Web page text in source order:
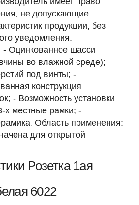
не допускающие
продукции, без
уведомления.
Оцинкованное шасси
во влажной среде); -
под винты; -
конструкция
- Возможность установки
х местные рамки; -
Область применения:
для открытой
Розетка 1ая
6022